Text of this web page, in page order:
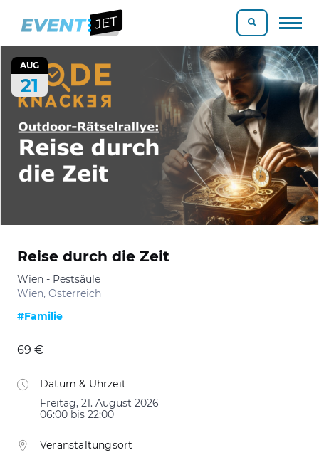
AUG
21
Reise durch die Zeit
Wien - Pestsäule
Wien, Österreich
#Familie
69 €
Datum & Uhrzeit
Freitag, 21. August 2026
06:00 bis 22:00
Veranstaltungsort